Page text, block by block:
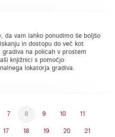
da vam lahko ponudimo še boljšo
in dostopu do več kot
gradiva na policah v prostem
knjižnici s pomočjo
lokatorja gradiva.
7 8 9 10 11
17 18 19 20 21